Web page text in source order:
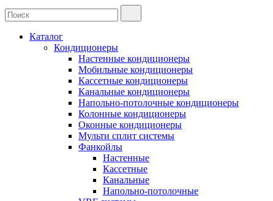
Каталог
Кондиционеры
Настенные кондиционеры
Мобильные кондиционеры
Кассетные кондиционеры
Канальные кондиционеры
Напольно-потолочные кондиционеры
Колонные кондиционеры
Оконные кондиционеры
Мульти сплит системы
Фанкойлы
Настенные
Кассетные
Канальные
Напольно-потолочные